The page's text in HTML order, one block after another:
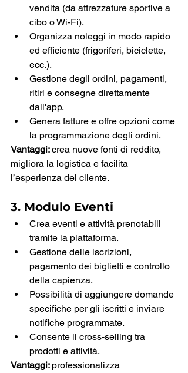
vendita (da attrezzature sportive a
cibo o Wi‑Fi).
Organizza noleggi in modo rapido
ed efficiente (frigoriferi, biciclette,
ecc.).
Gestione degli ordini, pagamenti,
ritiri e consegne direttamente
dall'app.
Genera fatture e offre opzioni come
la programmazione degli ordini.
Vantaggi: crea nuove fonti di reddito,
migliora la logistica e facilita
l’esperienza del cliente.
3. Modulo Eventi
Crea eventi e attività prenotabili
tramite la piattaforma.
Gestione delle iscrizioni,
pagamento dei biglietti e controllo
della capienza.
Possibilità di aggiungere domande
specifiche per gli iscritti e inviare
notifiche programmate.
Consente il cross-selling tra
prodotti e attività.
Vantaggi: professionalizza